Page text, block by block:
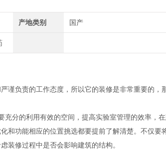
产地类别 国产
谨负责的工作态度，所以它的装修是非常重要的，
分的利用有效的空间，提高实验室管理的效率，
和功能相应的位置挑选都要提前了解清楚。不仅要
装修过程中是否会影响建筑的结构。